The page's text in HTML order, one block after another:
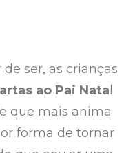
ser, as crianças
ao Pai Nata
que mais anima
forma de tornar